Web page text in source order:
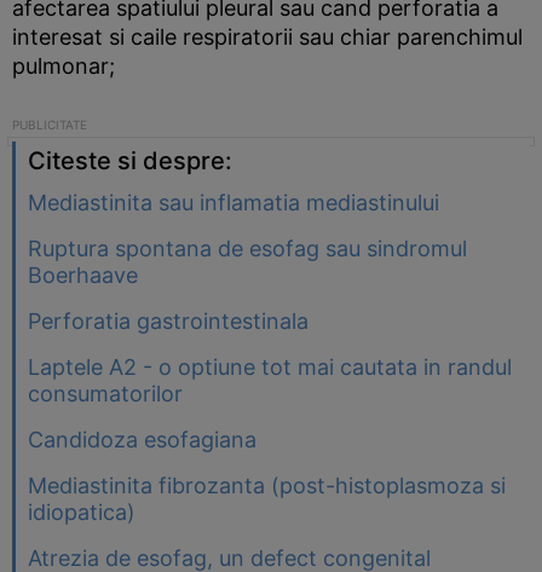
afectarea spatiului pleural sau cand perforatia a
interesat si caile respiratorii sau chiar parenchimul
pulmonar;
Citeste si despre:
Mediastinita sau inflamatia mediastinului
Ruptura spontana de esofag sau sindromul
Boerhaave
Perforatia gastrointestinala
Laptele A2 - o optiune tot mai cautata in randul
consumatorilor
Candidoza esofagiana
Mediastinita fibrozanta (post-histoplasmoza si
idiopatica)
Atrezia de esofag, un defect congenital